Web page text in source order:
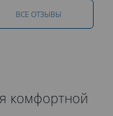
ВСЕ ОТЗЫВЫ
комфортной